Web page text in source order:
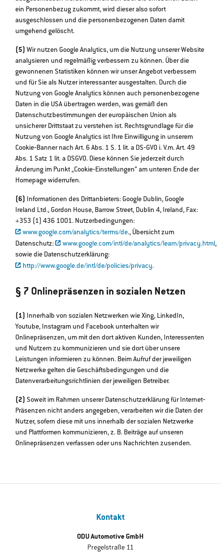
ein Personenbezug zukommt, wird dieser also sofort
ausgeschlossen und die personenbezogenen Daten damit
umgehend gelöscht.
(5) Wir nutzen Google Analytics, um die Nutzung unserer Website
analysieren und regelmäßig verbessern zu können. Über die
gewonnenen Statistiken können wir unser Angebot verbessern
und für Sie als Nutzer interessanter ausgestalten. Durch die
Nutzung von Google Analytics können auch personenbezogene
Daten in die USA übertragen werden, was gemäß den
Datenschutzbestimmungen der europäischen Union als
unsicherer Drittstaat zu verstehen ist. Rechtsgrundlage für die
Nutzung von Google Analytics ist Ihre Einwilligung in unserem
Cookie‐Banner nach Art. 6 Abs. 1 S. 1 lit. a DS‐GVO i. V.m. Art. 49
Abs. 1 Satz 1 lit. a DSGVO. Diese können Sie jederzeit durch
Änderung im Punkt „Cookie‐Einstellungen“ am unteren Ende der
Homepage widerrufen.
(6) Informationen des Drittanbieters: Google Dublin, Google
Ireland Ltd., Gordon House, Barrow Street, Dublin 4, Ireland, Fax:
+353 (1) 436 1001. Nutzerbedingungen:
www.google.com/analytics/terms/de., Übersicht zum
Datenschutz:
www.google.com/intl/de/analytics/learn/privacy.html,
sowie die Datenschutzerklärung:
http://www.google.de/intl/de/policies/privacy.
§ 7 Onlinepräsenzen in sozialen Netzen
(1) Innerhalb von sozialen Netzwerken wie Xing, LinkedIn,
Youtube, Instagram und Facebook unterhalten wir
Onlinepräsenzen, um mit den dort aktiven Kunden, Interessenten
und Nutzern zu kommunizieren und sie dort über unsere
Leistungen informieren zu können. Beim Aufruf der jeweiligen
Netzwerke gelten die Geschäftsbedingungen und die
Datenverarbeitungsrichtlinien der jeweiligen Betreiber.
(2) Soweit im Rahmen unserer Datenschutzerklärung für Internet‐
Präsenzen nicht anders angegeben, verarbeiten wir die Daten der
Nutzer, sofern diese mit uns innerhalb der sozialen Netzwerke
und Plattformen kommunizieren, z. B. Beiträge auf unseren
Onlinepräsenzen verfassen oder uns Nachrichten zusenden.
Kontakt
ODU Automotive GmbH
Pregelstraße 11